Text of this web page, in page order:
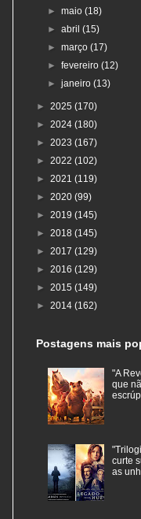
►maio(18)
►abril(15)
►março(17)
►fevereiro(12)
►janeiro(13)
► 2025 (170)
► 2024 (180)
► 2023 (167)
► 2022 (102)
► 2021 (119)
► 2020 (99)
► 2019 (145)
► 2018 (145)
► 2017 (129)
► 2016 (129)
► 2015 (149)
► 2014 (162)
Postagens mais
"A
que
curte
as